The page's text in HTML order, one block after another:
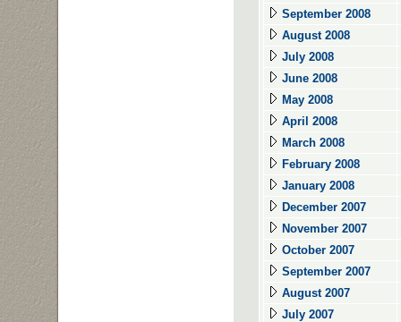
September 2008
August 2008
July 2008
June 2008
May 2008
April 2008
March 2008
February 2008
January 2008
December 2007
November 2007
October 2007
September 2007
August 2007
July 2007